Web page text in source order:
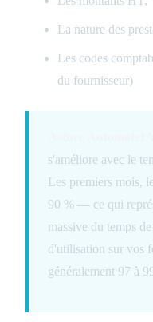
La nature des
Les codes
du fournisseur)
s'améliore avec le
Les premiers mois,
90 % — ce qui
massive du temps
d'utilisation sur vos
généralement 97 à